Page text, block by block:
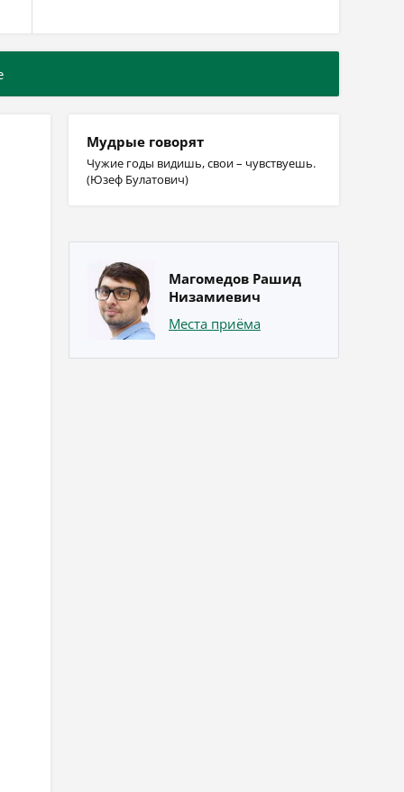
Мудрые говорят
Чужие годы видишь, свои – чувствуешь.
(Юзеф Булатович)
Магомедов Рашид
Низамиевич
Места приёма